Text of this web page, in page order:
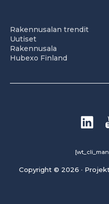
Rakennusalan trendit
Uutiset
Rakennusala
Hubexo Finland
Copyright © 2026 ·